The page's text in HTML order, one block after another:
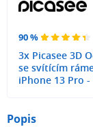
90 %
3x Picasee 3D
se svítícím
iPhone 13 Pro
Popis